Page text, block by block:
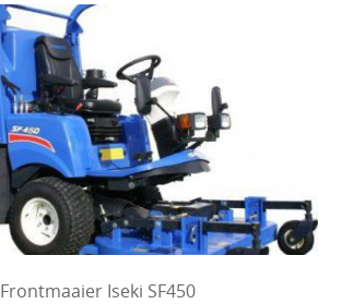
Frontmaaier Iseki SF450